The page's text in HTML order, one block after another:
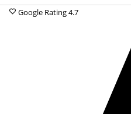
Google Rating4.7